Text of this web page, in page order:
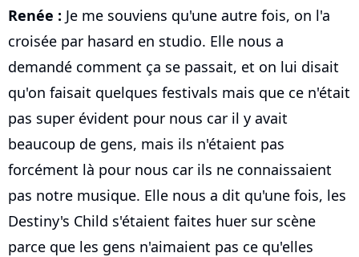
Renée : Je me souviens qu'une autre fois, on l'a
croisée par hasard en studio. Elle nous a
demandé comment ça se passait, et on lui disait
qu'on faisait quelques festivals mais que ce n'était
pas super évident pour nous car il y avait
beaucoup de gens, mais ils n'étaient pas
forcément là pour nous car ils ne connaissaient
pas notre musique. Elle nous a dit qu'une fois, les
Destiny's Child s'étaient faites huer sur scène
parce que les gens n'aimaient pas ce qu'elles